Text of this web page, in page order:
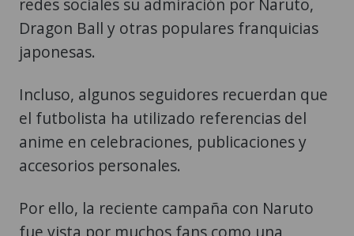
redes sociales su admiración por Naruto,
Dragon Ball y otras populares franquicias
japonesas.
Incluso, algunos seguidores recuerdan que
el futbolista ha utilizado referencias del
anime en celebraciones, publicaciones y
accesorios personales.
Por ello, la reciente campaña con Naruto